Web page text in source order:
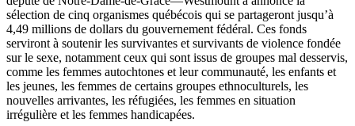
sélection de cinq organismes québécois qui se partageront jusqu’à
4,49 millions de dollars du gouvernement fédéral. Ces fonds
serviront à soutenir les survivantes et survivants de violence fondée
sur le sexe, notamment ceux qui sont issus de groupes mal desservis,
comme les femmes autochtones et leur communauté, les enfants et
les jeunes, les femmes de certains groupes ethnoculturels, les
nouvelles arrivantes, les réfugiées, les femmes en situation
irrégulière et les femmes handicapées.